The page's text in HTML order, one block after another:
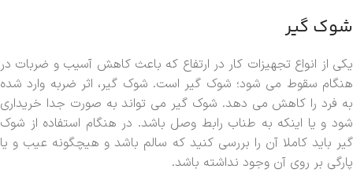
شوک گیر
یکی از انواع تجهیزات کار در ارتفاع که باعث کاهش آسیب و ضربات در
هنگام سقوط می شود؛ شوک گیر است. شوک گیر، اثر ضربه وارد شده
به فرد را کاهش می دهد. شوک گیر می تواند به صورت جدا خریداری
شود و یا اینکه به طناب رابط وصل باشد. در هنگام استفاده از شوک
گیر باید کاملا آن را بررسی کنید که سالم باشد و هیچگونه عیب و یا
پارگی بر روی آن وجود نداشته باشد.